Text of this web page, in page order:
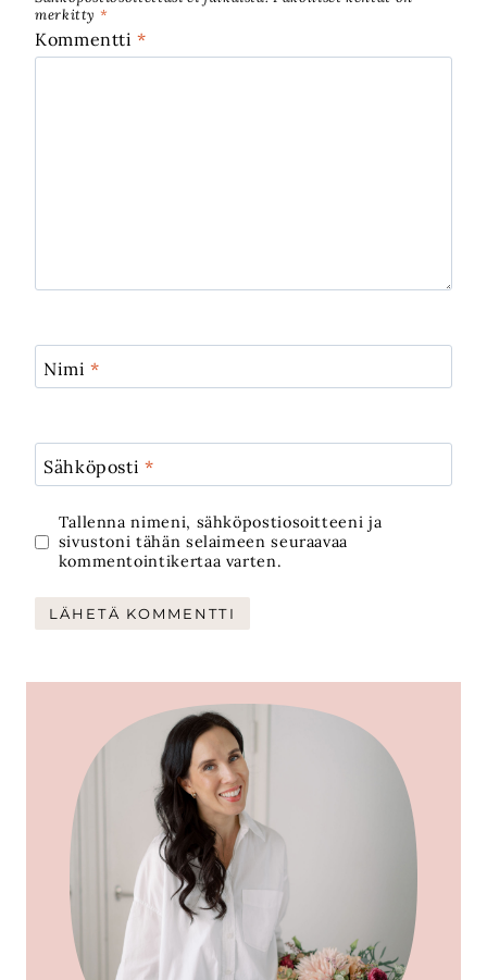
merkitty *
Kommentti*
Nimi*
Sähköposti*
Tallenna nimeni, sähköpostiosoitteeni ja
sivustoni tähän selaimeen seuraavaa
kommentointikertaa varten.